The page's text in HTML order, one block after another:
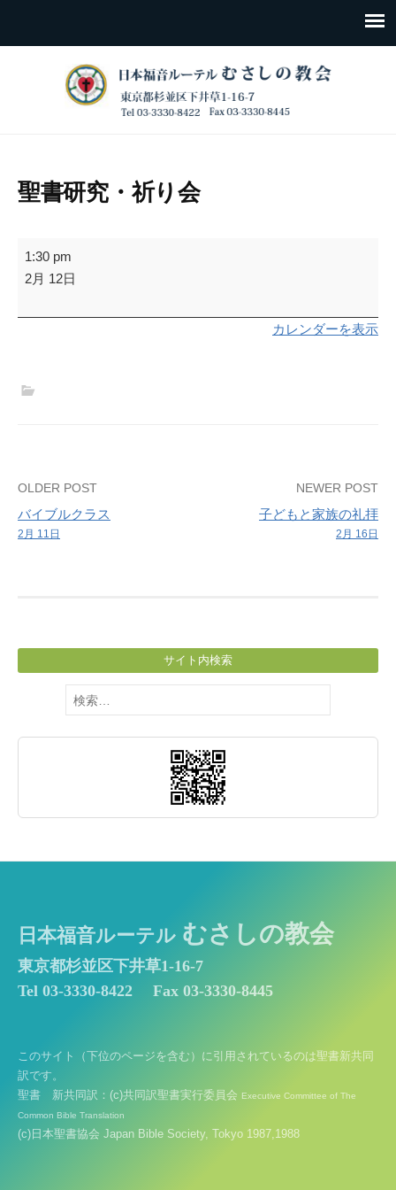
聖書研究・祈り会
聖
書
究・
1:30 pm
2月 12日
カレンダーを表示
Post
navigation
OLDER POST
バイブルクラス
2月 11日
NEWER POST
子どもと家族の礼拝
2月 16日
サイト内検索
検
索:
日本福音ルーテル むさしの教会
東京都杉並区下井草1-16-7
Tel 03-3330-8422
Fax 03-3330-8445
このサイト（下位のページを含む）に引用されているのは聖書新共同
訳です。
聖書 新共同訳：(c)共同訳聖書実行委員会 Executive Committee of The
Common Bible Translation
(c)日本聖書協会 Japan Bible Society, Tokyo 1987,1988